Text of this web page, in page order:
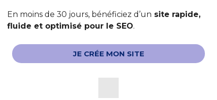
En moins de 30 jours, bénéficiez d’un site rapide,
fluide et optimisé pour le SEO.
JE CRÉE MON SITE